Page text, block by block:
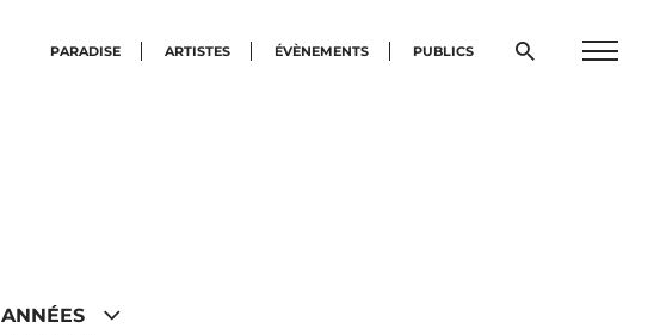
PARADISE ARTISTES ÉVÈNEMENTS PUBLICS
Ouvrir
ANNÉES